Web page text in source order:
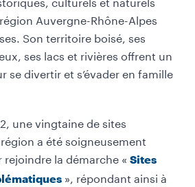
Auvergne-Rhône-Alpes
Son territoire boisé, ses
ses lacs et rivières offrent un
se divertir et s’évader en famille
une vingtaine de sites
a été soigneusement
la démarche « Sites
», répondant ainsi à